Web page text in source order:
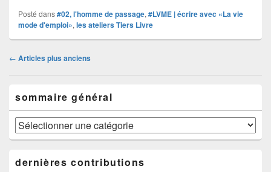
Posté dans#02, l'homme de passage, #LVME | écrire avec «La vie
mode d'emploi», les ateliers Tiers Livre
Navigation
articles
← Articles plus anciens
principale
de
widget
pour
la
latérale
sommaire général
sommaire
général
dernières contributions